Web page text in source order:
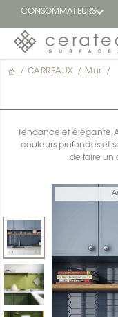
CONSOMMATEURS
En
/ CARREAUX / Mur /
Tendance et élégante,
couleurs profondes et
de faire un